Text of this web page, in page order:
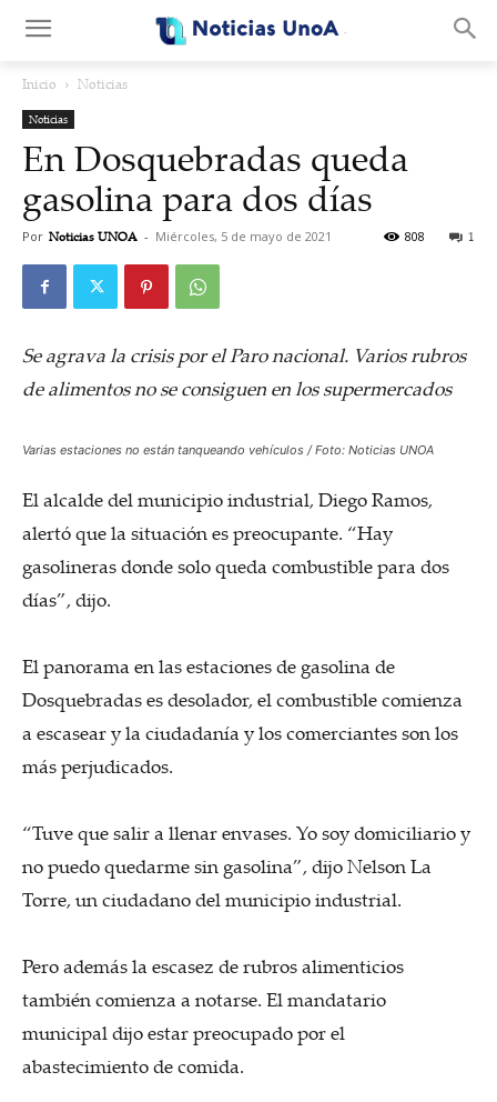
Inicio Noticias
Noticias
En Dosquebradas queda
gasolina para dos días
Por Noticias UNOA - Miércoles, 5 de mayo de 2021 1
808
Se agrava la crisis por el Paro nacional. Varios rubros
de alimentos no se consiguen en los supermercados
Varias estaciones no están tanqueando vehículos / Foto: Noticias UNOA
El alcalde del municipio industrial, Diego Ramos,
alertó que la situación es preocupante. “Hay
gasolineras donde solo queda combustible para dos
días”, dijo.
El panorama en las estaciones de gasolina de
Dosquebradas es desolador, el combustible comienza
a escasear y la ciudadanía y los comerciantes son los
más perjudicados.
“Tuve que salir a llenar envases. Yo soy domiciliario y
no puedo quedarme sin gasolina”, dijo Nelson La
Torre, un ciudadano del municipio industrial.
Pero además la escasez de rubros alimenticios
también comienza a notarse. El mandatario
municipal dijo estar preocupado por el
abastecimiento de comida.